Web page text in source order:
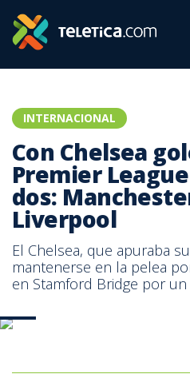
INTERNACIONAL
Con Chelsea
Premier
dos:
Liverpool
El Chelsea, que apuraba
mantenerse en la pelea
en Stamford Bridge por